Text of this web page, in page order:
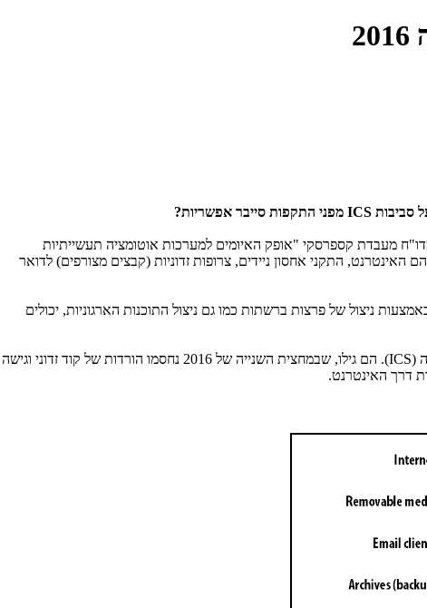
סביבות ICS מפני התקפות סייבר אפשריות?
תעשייה, התמודדו עם מתקפת סייבר במהלך המחצית השנייה של 2016. ממצא זה הוא חלק מדו"ח מעבדת קספרסקי "אופק האיומים למערכות אוטומציה תעשייתיות
17% ביולי 2016 ל-24% בדצמבר 2016, כשהמקורות המובילים להדבקה הם האינטרנט, התקני אחסון ניידים, צרופות זדוניות (קבצים מצורפים) לדואר
ניצול של פרצות ברשתות כמו גם ניצול התוכנות הארגוניות, יכולים
(
ICS
). הם גילו, שבמחצית השנייה של 2016 נחסמו הורדות של קוד זדוני וגישה